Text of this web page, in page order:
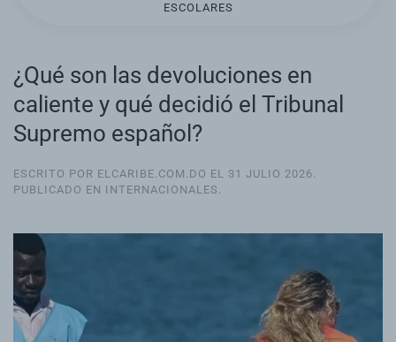
ESCOLARES
¿Qué son las devoluciones en
caliente y qué decidió el Tribunal
Supremo español?
ESCRITO POR ELCARIBE.COM.DO EL 31 JULIO 2026.
PUBLICADO EN INTERNACIONALES .